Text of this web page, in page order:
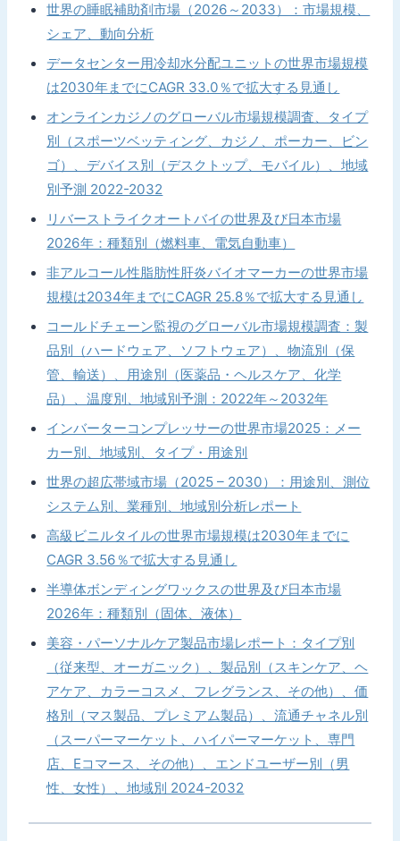
世界の睡眠補助剤市場（2026～2033）：市場規模、
シェア、動向分析
データセンター用冷却水分配ユニットの世界市場規模
は2030年までにCAGR 33.0％で拡大する見通し
オンラインカジノのグローバル市場規模調査、タイプ
別（スポーツベッティング、カジノ、ポーカー、ビン
ゴ）、デバイス別（デスクトップ、モバイル）、地域
別予測 2022-2032
リバーストライクオートバイの世界及び日本市場
2026年：種類別（燃料車、電気自動車）
非アルコール性脂肪性肝炎バイオマーカーの世界市場
規模は2034年までにCAGR 25.8％で拡大する見通し
コールドチェーン監視のグローバル市場規模調査：製
品別（ハードウェア、ソフトウェア）、物流別（保
管、輸送）、用途別（医薬品・ヘルスケア、化学
品）、温度別、地域別予測：2022年～2032年
インバーターコンプレッサーの世界市場2025：メー
カー別、地域別、タイプ・用途別
世界の超広帯域市場（2025 – 2030）：用途別、測位
システム別、業種別、地域別分析レポート
高級ビニルタイルの世界市場規模は2030年までに
CAGR 3.56％で拡大する見通し
半導体ボンディングワックスの世界及び日本市場
2026年：種類別（固体、液体）
美容・パーソナルケア製品市場レポート：タイプ別
（従来型、オーガニック）、製品別（スキンケア、ヘ
アケア、カラーコスメ、フレグランス、その他）、価
格別（マス製品、プレミアム製品）、流通チャネル別
（スーパーマーケット、ハイパーマーケット、専門
店、Eコマース、その他）、エンドユーザー別（男
性、女性）、地域別 2024-2032